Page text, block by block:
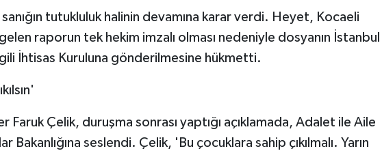
tutukluluk halinin devamına karar verdi. Heyet, Kocaeli
raporun tek hekim imzalı olması nedeniyle dosyanın İstanbul
İhtisas Kuruluna gönderilmesine hükmetti.
Faruk Çelik, duruşma sonrası yaptığı açıklamada, Adalet ile Aile
Bakanlığına seslendi. Çelik, 'Bu çocuklara sahip çıkılmalı. Yarın